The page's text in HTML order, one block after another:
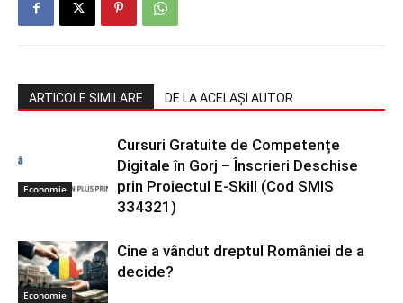
ARTICOLE SIMILARE DE LA ACELAȘI AUTOR
Economie
Cursuri Gratuite de Competențe
Digitale în Gorj – Înscrieri Deschise
prin Proiectul E-Skill (Cod SMIS
334321)
Economie
Cine a vândut dreptul României de a
decide?